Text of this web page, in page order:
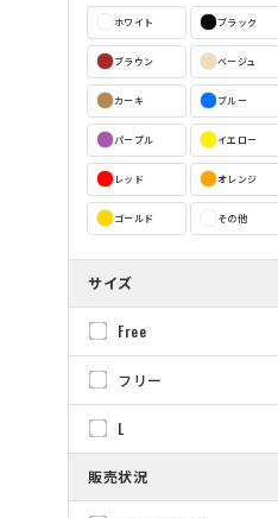
ホワイト ブラック
ブラウン ベージュ
カーキ ブルー
パープル イエロー
レッド オレンジ
ゴールド その他
サイズ
Free
フリー
L
販売状況